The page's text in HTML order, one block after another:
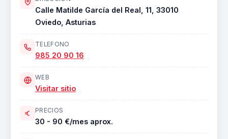
Calle Matilde García del Real, 11, 33010
Oviedo, Asturias
TELEFONO
985 20 90 16
WEB
Visitar sitio
PRECIOS
30 - 90 €/mes aprox.